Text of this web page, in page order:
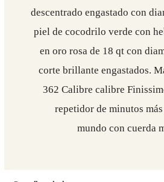
descentrado engastado con
piel de cocodrilo verde con
en oro rosa de 18 qt con
corte brillante engastados.
362 Calibre calibre
repetidor de minutos
mundo con cuerda